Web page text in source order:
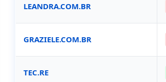
LEANDRA.COM.BR
GRAZIELE.COM.BR
TEC.RE